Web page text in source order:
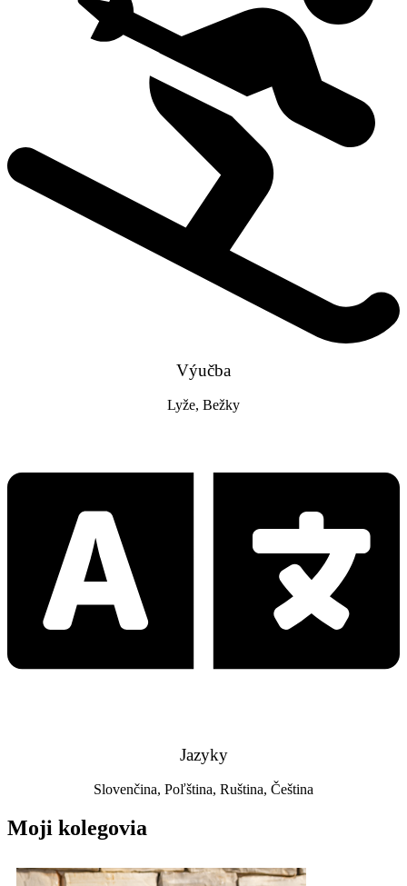
Výučba
Lyže, Bežky
Jazyky
Slovenčina, Poľština, Ruština, Čeština
Moji kolegovia